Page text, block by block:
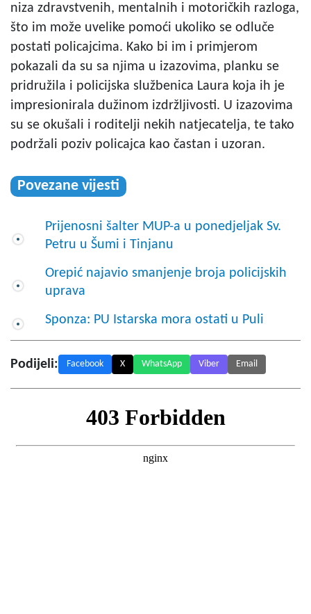
niza zdravstvenih, mentalnih i motoričkih razloga,
što im može uvelike pomoći ukoliko se odluče
postati policajcima. Kako bi im i primjerom
pokazali da su sa njima u izazovima, planku se
pridružila i policijska službenica Laura koja ih je
impresionirala dužinom izdržljivosti. U izazovima
su se okušali i roditelji nekih natjecatelja, te tako
podržali poziv policajca kao častan i uzoran.
Povezane vijesti
Prijenosni šalter MUP-a u ponedjeljak Sv.
Petru u Šumi i Tinjanu
Orepić najavio smanjenje broja policijskih
uprava
Sponza: PU Istarska mora ostati u Puli
Podijeli: Facebook X WhatsApp Viber Email